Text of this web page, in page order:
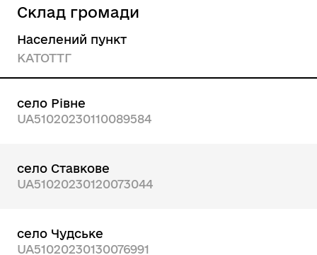
Склад громади
Населений пункт
КАТОТТГ
село Рівне
UA51020230110089584
село Ставкове
UA51020230120073044
село Чудське
UA51020230130076991